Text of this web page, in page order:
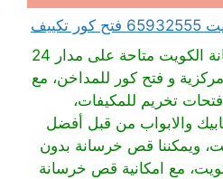
خدمات شركة قص خرسانة الكويت متاحة على مدار 24
و فتح كور للمداخن، مع
تخريم للمكيفات،
والابواب من قبل أفضل
ويمكننا قص خرسانة بدون
مع امكانية قص خرسانة